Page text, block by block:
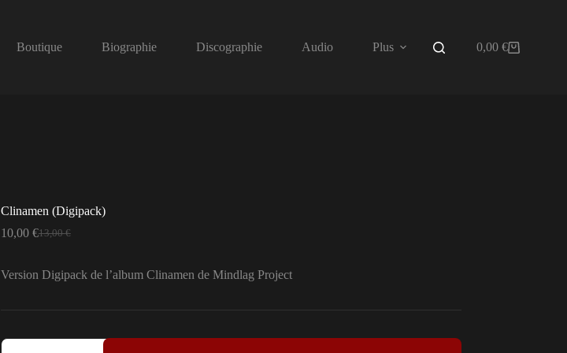
Boutique Biographie Discographie Audio Plus
Panier
0,00 €
Clinamen (Digipack)
13,00€
Le
initial
était :
10,00 €Le
actuel
est :
Version Digipack de l’album Clinamen de Mindlag Project
quantité